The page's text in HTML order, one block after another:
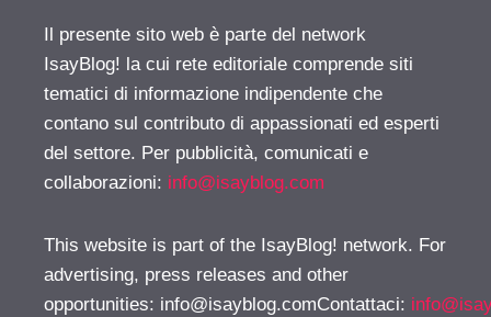
Il presente sito web è parte del network
IsayBlog! la cui rete editoriale comprende siti
tematici di informazione indipendente che
contano sul contributo di appassionati ed esperti
del settore. Per pubblicità, comunicati e
collaborazioni: info@isayblog.com
This website is part of the IsayBlog! network. For
advertising, press releases and other
opportunities: info@isayblog.comContattaci: